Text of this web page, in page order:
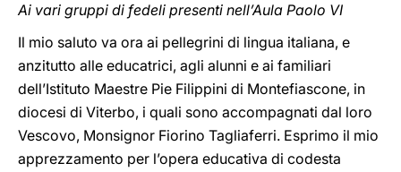
Ai vari gruppi di fedeli presenti nell’Aula Paolo VI
Il mio saluto va ora ai pellegrini di lingua italiana, e
anzitutto alle educatrici, agli alunni e ai familiari
dell’Istituto Maestre Pie Filippini di Montefiascone, in
diocesi di Viterbo, i quali sono accompagnati dal loro
Vescovo, Monsignor Fiorino Tagliaferri. Esprimo il mio
apprezzamento per l’opera educativa di codesta